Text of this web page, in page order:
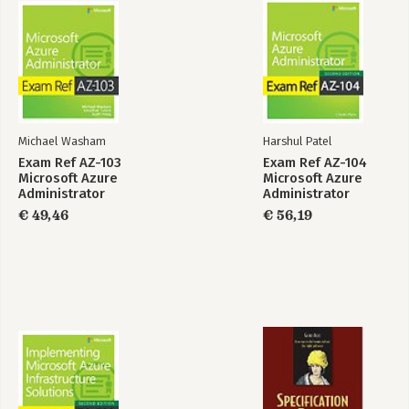
Michael Washam
Exam Ref AZ-103
Microsoft Azure
Administrator
€ 49,46
Harshul Patel
Exam Ref AZ-104
Microsoft Azure
Administrator
€ 56,19